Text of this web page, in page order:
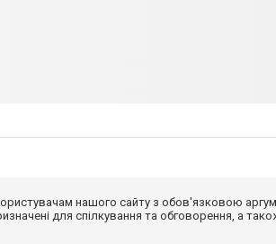
нашого сайту з обов'язковою
для спілкування та обговорення, а